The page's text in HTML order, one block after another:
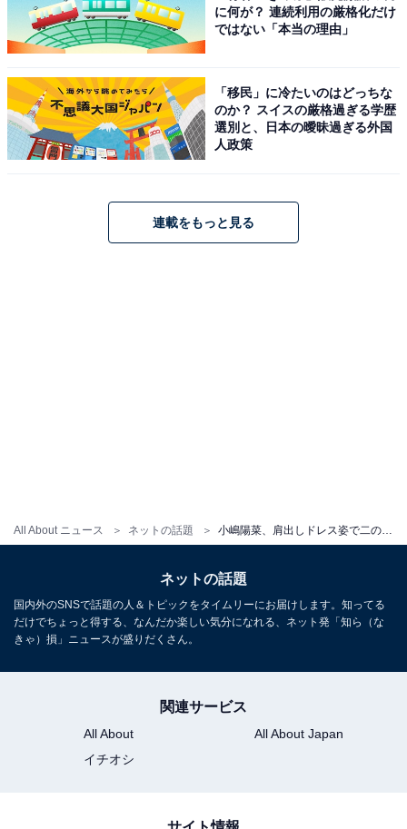
All About ニュース ネットの話題 小嶋陽菜、肩出しドレス姿で二の腕あらわに！ 「こじはるさん美しいです」「超～ウルトラ美人だ!! 」
に何が？ 連続利用の厳格化だけ
ではない「本当の理由」
「移民」に冷たいのはどっちな
のか？ スイスの厳格過ぎる学歴
選別と、日本の曖昧過ぎる外国
人政策
連載をもっと見る
ネットの話題
国内外のSNSで話題の人＆トピックをタイムリーにお届けします。知ってる
だけでちょっと得する、なんだか楽しい気分になれる、ネット発「知ら（な
きゃ）損」ニュースが盛りだくさん。
関連サービス
All About
All About Japan
イチオシ